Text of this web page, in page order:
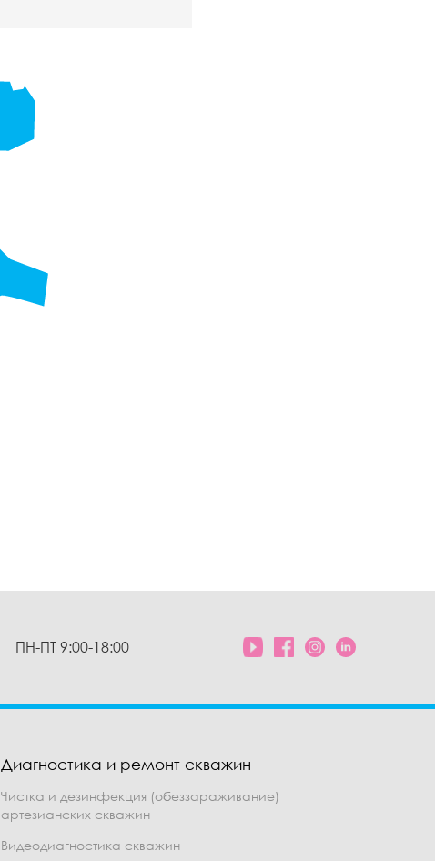
ПН-ПТ 9:00-18:00
Диагностика и ремонт скважин
Чистка и дезинфекция (обеззараживание)
артезианских скважин
Видеодиагностика скважин